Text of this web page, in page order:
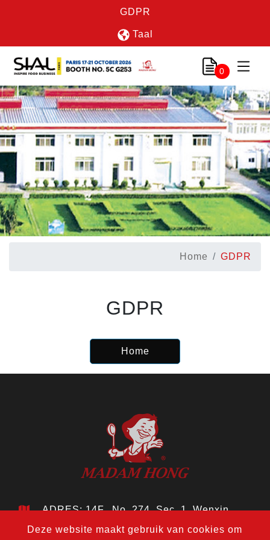
GDPR
Taal
0
Home GDPR
GDPR
Home
Deze website maakt gebruik van cookies om
ADRES: 14F., No. 274, Sec. 1, Wenxin
Rd., Nantun Dist., Taichung City 408, Taiwan